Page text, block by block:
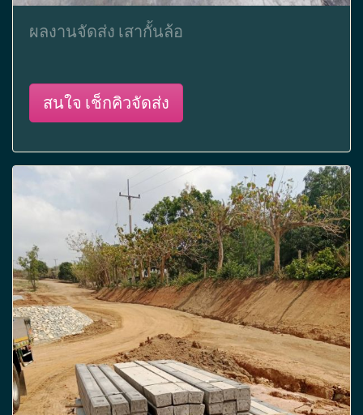
ผลงานจัดส่ง เสากั้นล้อ
สนใจ เช็กคิวจัดส่ง